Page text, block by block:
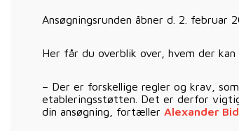
Ansøgningsrunden åbner d. 2. februar
Her får du overblik over, hvem der
– Der er forskellige regler og krav,
etableringsstøtten. Det er derfor
din ansøgning, fortæller Alexander